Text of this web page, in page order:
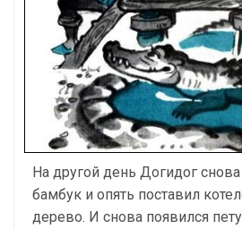
На другой день Догидог
бамбук и опять поставил
дерево. И снова появился